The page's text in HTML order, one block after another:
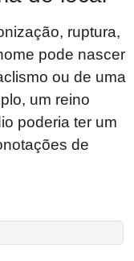
ruptura,
pode nascer
ou de uma
um reino
poderia ter um
de